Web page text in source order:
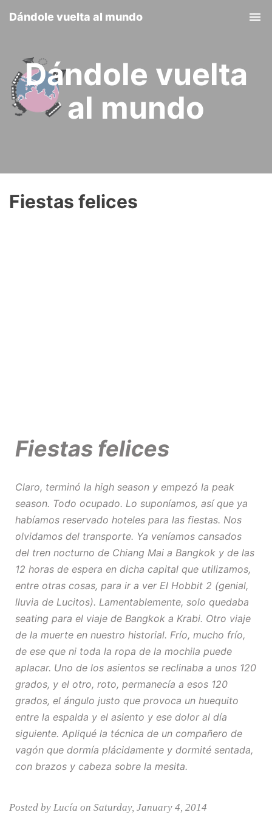
Dándole vuelta al mundo
Dándole vuelta
al mundo
Fiestas felices
Fiestas felices
Claro, terminó la high season y empezó la peak
season. Todo ocupado. Lo suponíamos, así que ya
habíamos reservado hoteles para las fiestas. Nos
olvidamos del transporte. Ya veníamos cansados
del tren nocturno de Chiang Mai a Bangkok y de las
12 horas de espera en dicha capital que utilizamos,
entre otras cosas, para ir a ver El Hobbit 2 (genial,
lluvia de Lucitos). Lamentablemente, solo quedaba
seating para el viaje de Bangkok a Krabi. Otro viaje
de la muerte en nuestro historial. Frío, mucho frío,
de ese que ni toda la ropa de la mochila puede
aplacar. Uno de los asientos se reclinaba a unos 120
grados, y el otro, roto, permanecía a esos 120
grados, el ángulo justo que provoca un huequito
entre la espalda y el asiento y ese dolor al día
siguiente. Apliqué la técnica de un compañero de
vagón que dormía plácidamente y dormité sentada,
con brazos y cabeza sobre la mesita.
Posted by Lucía on Saturday, January 4, 2014